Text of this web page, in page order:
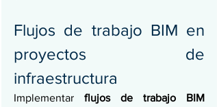
Flujos de trabajo BIM en
proyectos de
infraestructura
Implementar flujos de trabajo BIM